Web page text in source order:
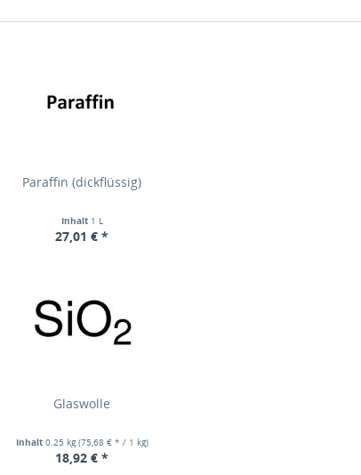
Paraffin (dickflüssig)
Inhalt 1 L
27,01 € *
Glaswolle
Inhalt 0.25 kg(75,68 € * / 1 kg)
18,92 € *